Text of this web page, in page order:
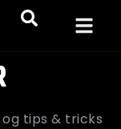
tips & tricks